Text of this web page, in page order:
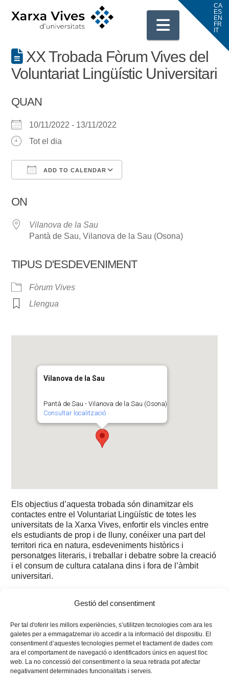
Gestió del consentiment
Per tal d'oferir les millors experiències, s’utilitzen tecnologies com ara les
galetes per a emmagatzemar i/o accedir a la informació del dispositiu. El
consentiment d’aquestes tecnologies permet el tractament de dades com
ara el comportament de navegació o identificadors únics en aquest lloc
web. La no concessió del consentiment o la seua retirada pot afectar
negativament determinades funcionalitats i serveis.
XX Trobada Fòrum Vives del
Voluntariat Lingüístic Universitari
QUAN
10/11/2022 - 13/11/2022
Tot el dia
ADD TO CALENDAR
ON
Vilanova de la Sau
Pantà de Sau, Vilanova de la Sau (Osona)
TIPUS D'ESDEVENIMENT
Fòrum Vives
Llengua
Vilanova de la Sau
Pantà de Sau - Vilanova de la Sau (Osona)
Consultar localització
Els objectius d’aquesta trobada són dinamitzar els
contactes entre el Voluntariat Lingüístic de totes les
universitats de la Xarxa Vives, enfortir els vincles entre
els estudiants de prop i de lluny, conéixer una part del
territori rica en natura, esdeveniments històrics i
personatges literaris, i treballar i debatre sobre la creació
i el consum de cultura catalana dins i fora de l’àmbit
universitari.
programa.